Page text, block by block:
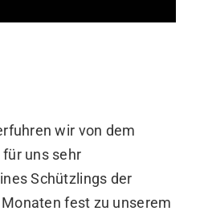
wir von dem
uns sehr
Schützlings der
fest zu unserem